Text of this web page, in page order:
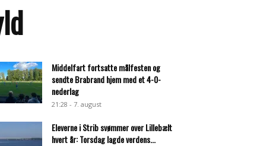
Middelfart fortsatte målfesten og
sendte Brabrand hjem med et 4-0-
nederlag
21:28 - 7. august
Eleverne i Strib svømmer over Lillebælt
hvert år: Torsdag lagde verdens...